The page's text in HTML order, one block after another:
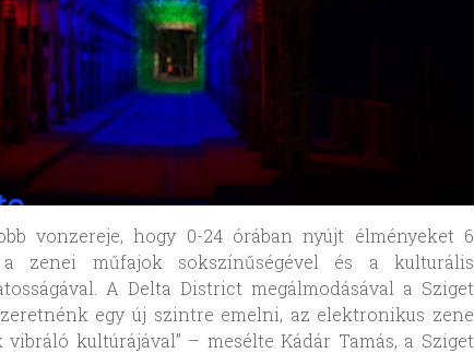
vonzereje, hogy 0-24 órában nyújt élményeket 6
zenei műfajok sokszínűségével és a kulturális
A Delta District megálmodásával a Sziget
egy új szintre emelni, az elektronikus zene
kultúrájával” – mesélte Kádár Tamás, a Sziget